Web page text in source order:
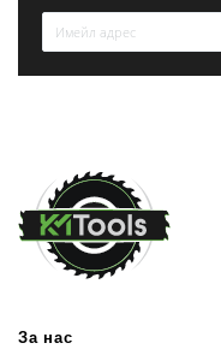
За нас